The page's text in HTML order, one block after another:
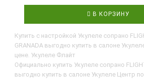
В КОРЗИНУ
Купить с настройкой Укулеле сопрано
GRANADA выгодно купить в салоне
цене. Укулеле Флайт
Официально купить Укулеле сопрано
выгодно купить в салоне Укулеле Центр